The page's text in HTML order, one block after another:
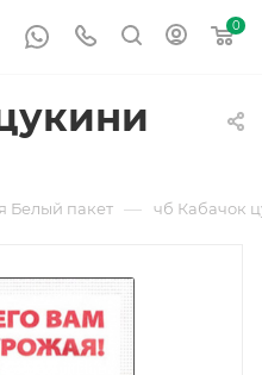
0
Белый пакет — чб Кабачок